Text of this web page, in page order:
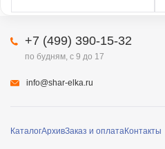
КаталогАрхивЗаказ и оплатаКонтакты
+7 (499) 390-15-32
по будням, с 9 до 17
info@shar-elka.ru